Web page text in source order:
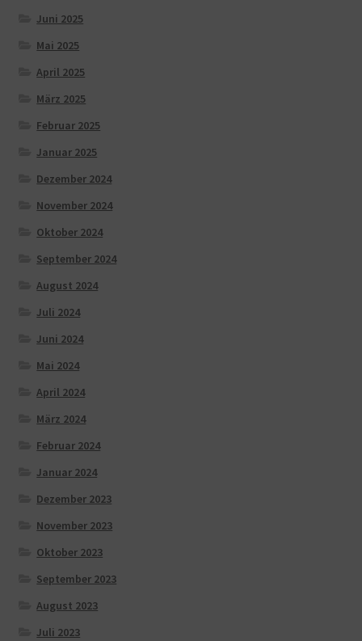
Juni 2025
Mai 2025
April 2025
März 2025
Februar 2025
Januar 2025
Dezember 2024
November 2024
Oktober 2024
September 2024
August 2024
Juli 2024
Juni 2024
Mai 2024
April 2024
März 2024
Februar 2024
Januar 2024
Dezember 2023
November 2023
Oktober 2023
September 2023
August 2023
Juli 2023